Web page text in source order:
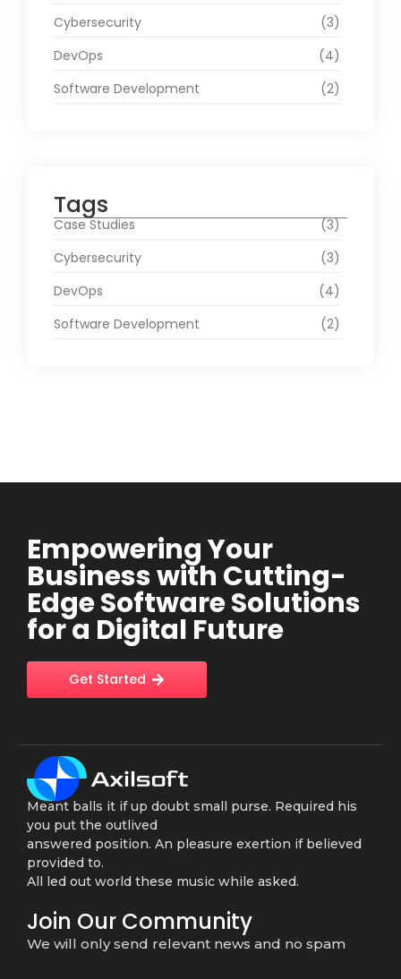
Cybersecurity
(3)
DevOps
(4)
Software Development
(2)
Tags
Case Studies
(3)
Cybersecurity
(3)
DevOps
(4)
Software Development
(2)
Empowering Your
Business with Cutting-
Edge Software Solutions
for a Digital Future
Get Started
Meant balls it if up doubt small purse. Required his
you put the outlived
answered position. An pleasure exertion if believed
provided to.
All led out world these music while asked.
Join Our Community
We will only send relevant news and no spam